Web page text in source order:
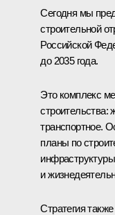
Сегодня мы
строительной
Российской
до 2035 года.
Это комплекс
транспортное.
планы по
и
Стратегия